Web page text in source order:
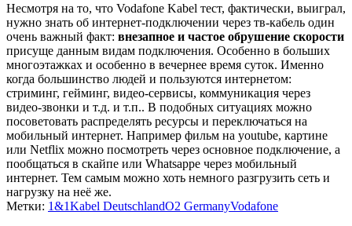
Несмотря на то, что Vodafone Kabel тест, фактически, выиграл,
нужно знать об интернет-подключении через тв-кабель один
очень важный факт: внезапное и частое обрушение скорости
присуще данным видам подключения. Особенно в больших
многоэтажках и особенно в вечернее время суток. Именно
когда большинство людей и пользуются интернетом:
стриминг, гейминг, видео-сервисы, коммуникация через
видео-звонки и т.д. и т.п.. В подобных ситуациях можно
посоветовать распределять ресурсы и переключаться на
мобильный интернет. Например фильм на youtube, картине
или Netflix можно посмотреть через основное подключение, а
пообщаться в скайпе или Whatsappe через мобильный
интернет. Тем самым можно хоть немного разгрузить сеть и
нагрузку на неё же.
Метки: 1&1Kabel DeutschlandO2 GermanyVodafone